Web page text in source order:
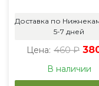
Доставка по
5-7 дней
Цена: 460 ₽
В наличии